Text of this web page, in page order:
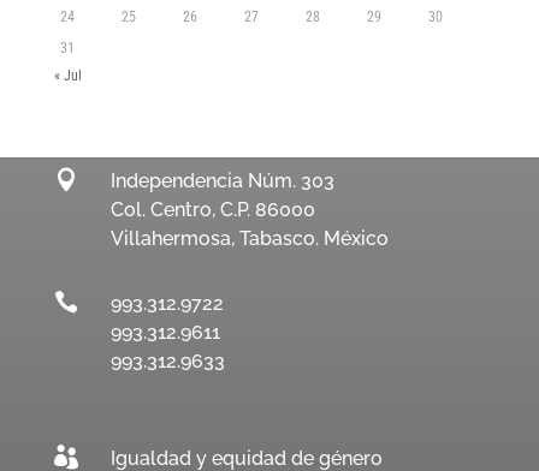
24
25 26 27 28 29
30
31
« Jul

Independencia Núm. 303
Col. Centro, C.P. 86000
Villahermosa, Tabasco. México

993.312.9722
993.312.9611
993.312.9633
 Igualdad y equidad de género